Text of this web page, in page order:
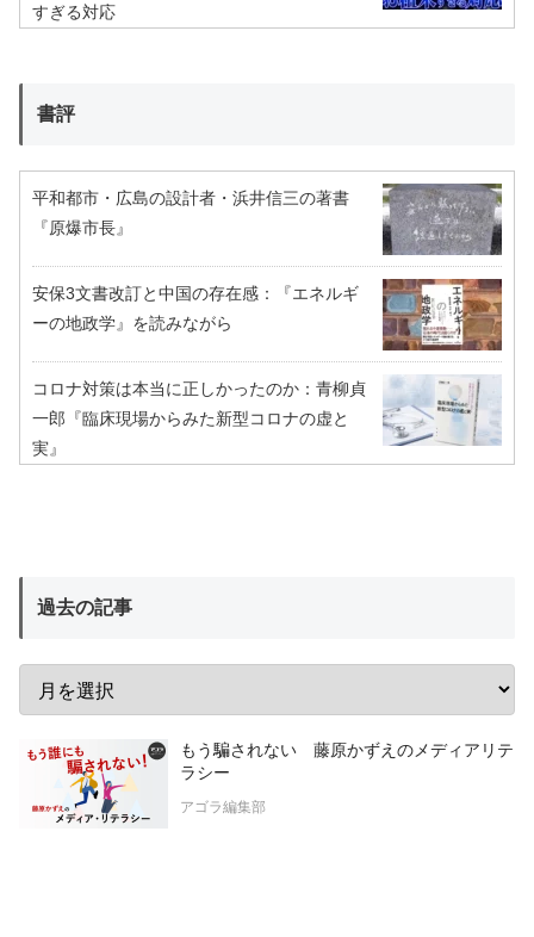
すぎる対応
書評
平和都市・広島の設計者・浜井信三の著書
『原爆市長』
安保3文書改訂と中国の存在感：『エネルギ
ーの地政学』を読みながら
コロナ対策は本当に正しかったのか：青柳貞
一郎『臨床現場からみた新型コロナの虚と
実』
過去の記事
もう騙されない 藤原かずえのメディアリテ
ラシー
アゴラ編集部